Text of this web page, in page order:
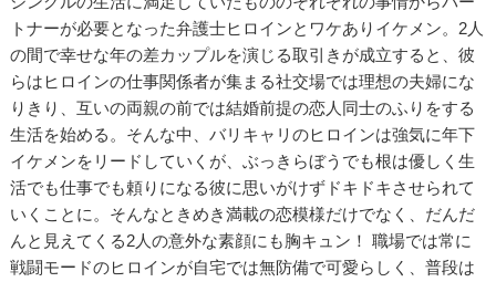
トナーが必要となった弁護士ヒロインとワケありイケメン。2人
の間で幸せな年の差カップルを演じる取引きが成立すると、彼
らはヒロインの仕事関係者が集まる社交場では理想の夫婦にな
りきり、互いの両親の前では結婚前提の恋人同士のふりをする
生活を始める。そんな中、バリキャリのヒロインは強気に年下
イケメンをリードしていくが、ぶっきらぼうでも根は優しく生
活でも仕事でも頼りになる彼に思いがけずドキドキさせられて
いくことに。そんなときめき満載の恋模様だけでなく、だんだ
んと見えてくる2人の意外な素顔にも胸キュン！ 職場では常に
戦闘モードのヒロインが自宅では無防備で可愛らしく、普段は